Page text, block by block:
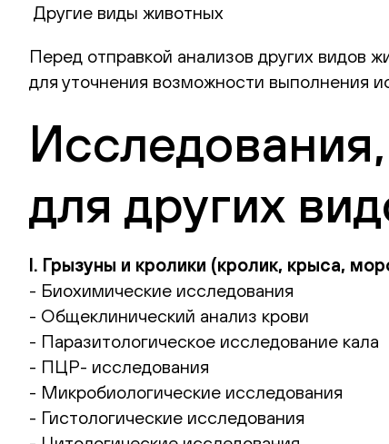
Другие виды животных
Перед отправкой анализов других видов
для уточнения возможности выполнения
для других
I. Грызуны и кролики (кролик, крыса,
- Биохимические исследования
- Общеклинический анализ крови
- Паразитологическое исследование кала
- ПЦР- исследования
- Микробиологические исследования
- Гистологические исследования